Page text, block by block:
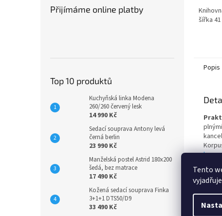
Tento
Přijímáme online platby
Top 10 produktů
Kuchyňská linka Modena
260/260 červený lesk
14 990 Kč
Sedací souprava Antony levá
černá berlin
23 990 Kč
Manželská postel Astrid 180x200
šedá, bez matrace
17 490 Kč
Kožená sedací souprava Finka
3+1+1 DTS50/D9
33 490 Kč
šířka
Popis
Šířka: